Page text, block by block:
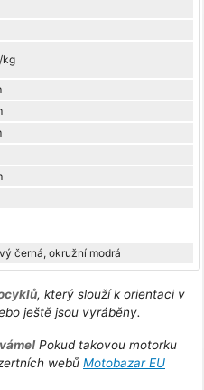
kg
černá, okružní modrá
, který slouží k orientaci v
ještě jsou vyráběny.
Pokud takovou motorku
webů Motobazar EU